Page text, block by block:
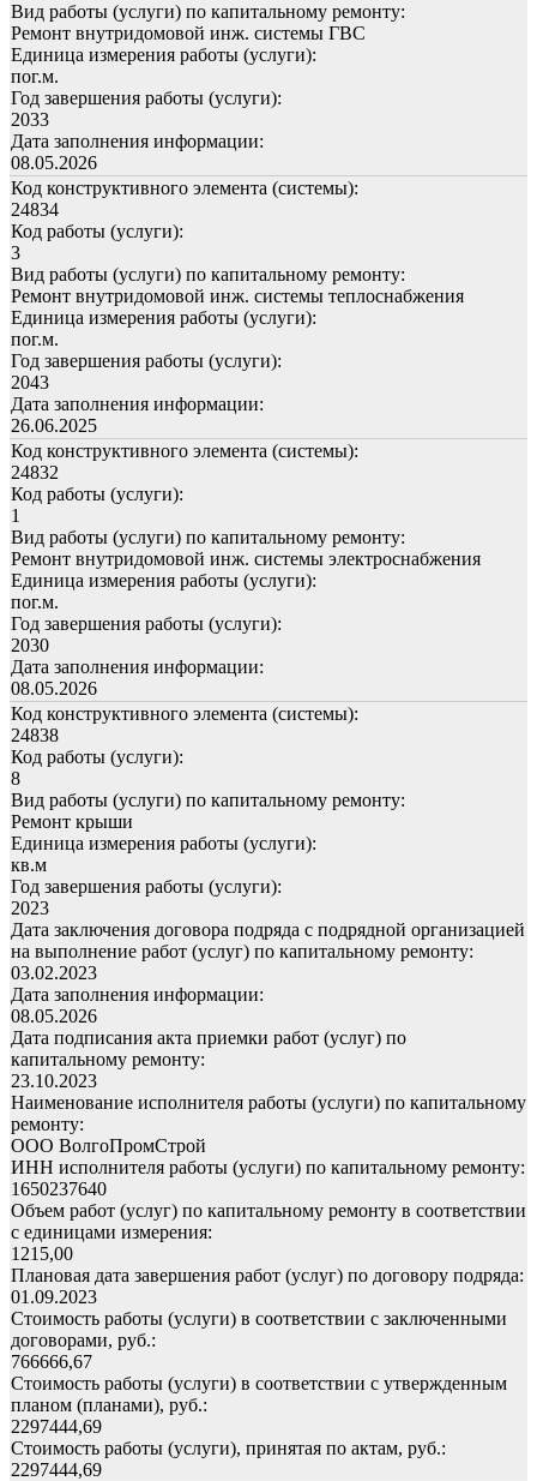
Вид работы (услуги) по капитальному ремонту:
Ремонт внутридомовой инж. системы ГВС
Единица измерения работы (услуги):
пог.м.
Год завершения работы (услуги):
2033
Дата заполнения информации:
08.05.2026
Код конструктивного элемента (системы):
24834
Код работы (услуги):
3
Вид работы (услуги) по капитальному ремонту:
Ремонт внутридомовой инж. системы теплоснабжения
Единица измерения работы (услуги):
пог.м.
Год завершения работы (услуги):
2043
Дата заполнения информации:
26.06.2025
Код конструктивного элемента (системы):
24832
Код работы (услуги):
1
Вид работы (услуги) по капитальному ремонту:
Ремонт внутридомовой инж. системы электроснабжения
Единица измерения работы (услуги):
пог.м.
Год завершения работы (услуги):
2030
Дата заполнения информации:
08.05.2026
Код конструктивного элемента (системы):
24838
Код работы (услуги):
8
Вид работы (услуги) по капитальному ремонту:
Ремонт крыши
Единица измерения работы (услуги):
кв.м
Год завершения работы (услуги):
2023
Дата заключения договора подряда с подрядной организацией
на выполнение работ (услуг) по капитальному ремонту:
03.02.2023
Дата заполнения информации:
08.05.2026
Дата подписания акта приемки работ (услуг) по
капитальному ремонту:
23.10.2023
Наименование исполнителя работы (услуги) по капитальному
ремонту:
ООО ВолгоПромСтрой
ИНН исполнителя работы (услуги) по капитальному ремонту:
1650237640
Объем работ (услуг) по капитальному ремонту в соответствии
с единицами измерения:
1215,00
Плановая дата завершения работ (услуг) по договору подряда:
01.09.2023
Стоимость работы (услуги) в соответствии с заключенными
договорами, руб.:
766666,67
Стоимость работы (услуги) в соответствии с утвержденным
планом (планами), руб.:
2297444,69
Стоимость работы (услуги), принятая по актам, руб.:
2297444,69